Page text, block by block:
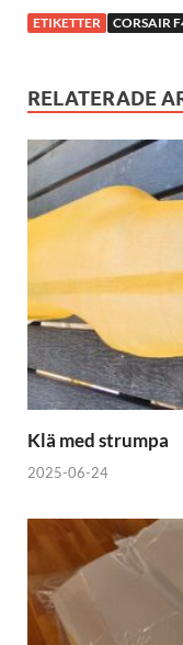
ETIKETTER CORSAIR
RELATERADE
Klä med strumpa
2025-06-24